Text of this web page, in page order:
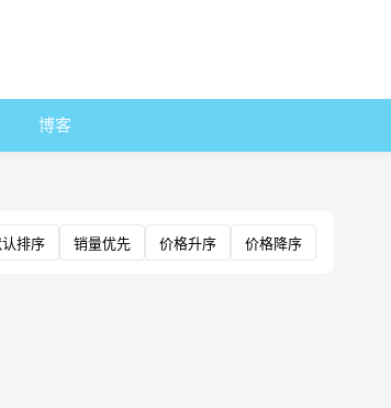
博客
排序 销量优先 价格升序 价格降序